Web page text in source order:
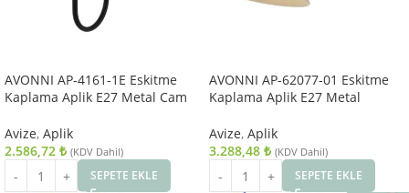
AVONNI AP-4161-1E Eskitme
Kaplama Aplik E27 Metal Cam
Avize, Aplik
2.586,72 ₺ (KDV Dahil)
SEPETE EKLE
AVONNI AP-62077-01 Eskitme
Kaplama Aplik E27 Metal
Avize, Aplik
3.288,48 ₺ (KDV Dahil)
SEPETE EKLE